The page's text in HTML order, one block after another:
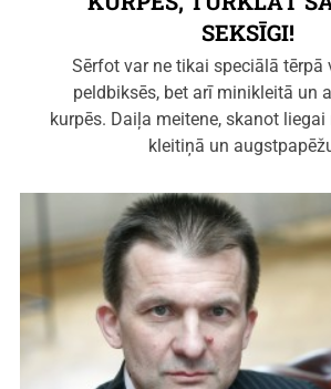
SEKSĪGI!
Sērfot var ne tikai speciālā tērpā
peldbiksēs, bet arī minikleitā un
kurpēs. Daiļa meitene, skanot
kleitiņā un